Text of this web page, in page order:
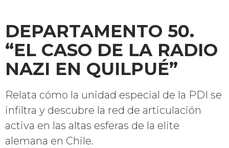
DEPARTAMENTO 50.
“EL CASO DE LA RADIO
NAZI EN QUILPUÉ”
Relata cómo la unidad especial de la PDI se
infiltra y descubre la red de articulación
activa en las altas esferas de la elite
alemana en Chile.